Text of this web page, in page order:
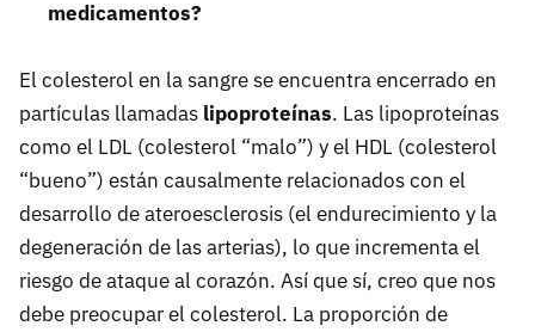
medicamentos?
El colesterol en la sangre se encuentra encerrado en
partículas llamadas lipoproteínas. Las lipoproteínas
como el LDL (colesterol “malo”) y el HDL (colesterol
“bueno”) están causalmente relacionados con el
desarrollo de ateroesclerosis (el endurecimiento y la
degeneración de las arterias), lo que incrementa el
riesgo de ataque al corazón. Así que sí, creo que nos
debe preocupar el colesterol. La proporción de